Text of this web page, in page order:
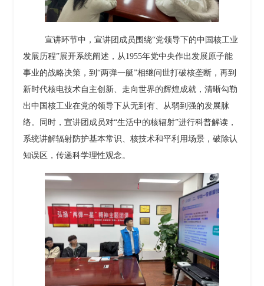
宣讲环节中，宣讲团成员围绕“党领导下的中国核工业
发展历程”展开系统阐述，从1955年党中央作出发展原子能
事业的战略决策，到“两弹一艇”相继问世打破核垄断，再到
新时代核电技术自主创新、走向世界的辉煌成就，清晰勾勒
出中国核工业在党的领导下从无到有、从弱到强的发展脉
络。同时，宣讲团成员对“生活中的核辐射”进行科普解读，
系统讲解辐射防护基本常识、核技术和平利用场景，破除认
知误区，传递科学理性观念。